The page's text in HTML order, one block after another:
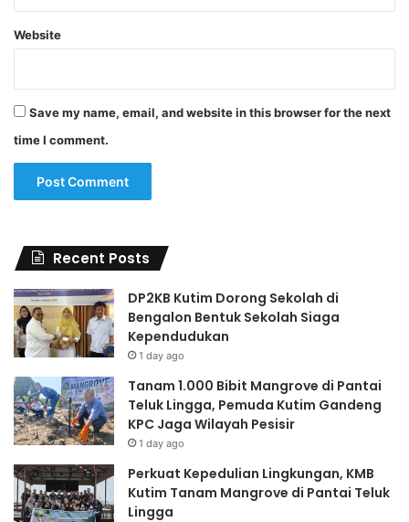
Website
Save my name, email, and website in this browser for the next
time I comment.
Recent Posts
DP2KB Kutim Dorong Sekolah di
Bengalon Bentuk Sekolah Siaga
Kependudukan
1 day ago
Tanam 1.000 Bibit Mangrove di Pantai
Teluk Lingga, Pemuda Kutim Gandeng
KPC Jaga Wilayah Pesisir
1 day ago
Perkuat Kepedulian Lingkungan, KMB
Kutim Tanam Mangrove di Pantai Teluk
Lingga